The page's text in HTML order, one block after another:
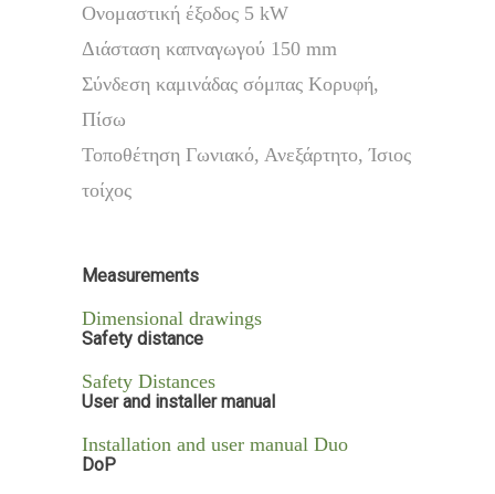
Ονομαστική έξοδος 5 kW
Διάσταση καπναγωγού 150 mm
Σύνδεση καμινάδας σόμπας Κορυφή,
Πίσω
Τοποθέτηση Γωνιακό, Ανεξάρτητο, Ίσιος
τοίχος
Measurements
Dimensional drawings
Safety distance
Safety Distances
User and installer manual
Installation and user manual Duo
DoP